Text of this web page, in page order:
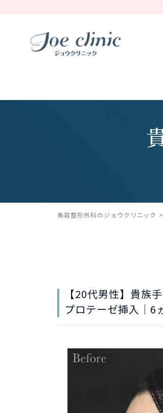
美容整形外科のジョウクリニック
【20代男性】貴族
プロテーゼ挿入｜6